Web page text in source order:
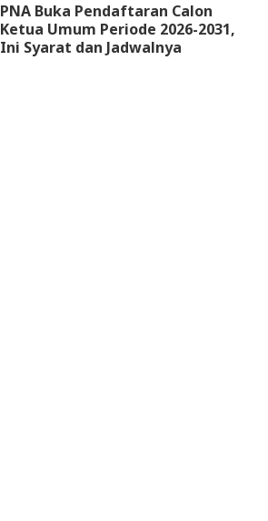
PNA Buka Pendaftaran Calon
Ketua Umum Periode 2026-2031,
Ini Syarat dan Jadwalnya